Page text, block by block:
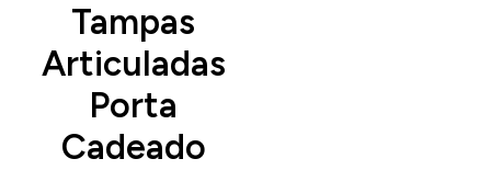
Tampas
Articuladas
Porta
Cadeado